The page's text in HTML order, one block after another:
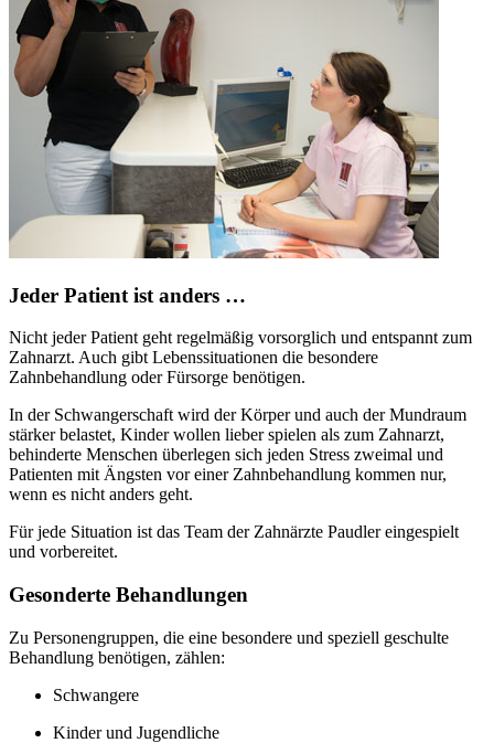
Jeder Patient ist anders …
Nicht jeder Patient geht regelmäßig vorsorglich und entspannt zum
Zahnarzt. Auch gibt Lebenssituationen die besondere
Zahnbehandlung oder Fürsorge benötigen.
In der Schwangerschaft wird der Körper und auch der Mundraum
stärker belastet, Kinder wollen lieber spielen als zum Zahnarzt,
behinderte Menschen überlegen sich jeden Stress zweimal und
Patienten mit Ängsten vor einer Zahnbehandlung kommen nur,
wenn es nicht anders geht.
Für jede Situation ist das Team der Zahnärzte Paudler eingespielt
und vorbereitet.
Gesonderte Behandlungen
Zu Personengruppen, die eine besondere und speziell geschulte
Behandlung benötigen, zählen:
Schwangere
Kinder und Jugendliche